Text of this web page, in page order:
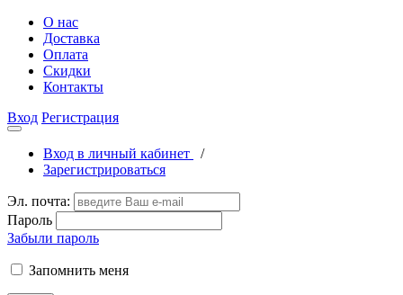
О нас
Доставка
Оплата
Скидки
Контакты
Вход Регистрация
Вход в личный кабинет
/
Зарегистрироваться
Эл. почта:
Пароль
Забыли пароль
Запомнить меня